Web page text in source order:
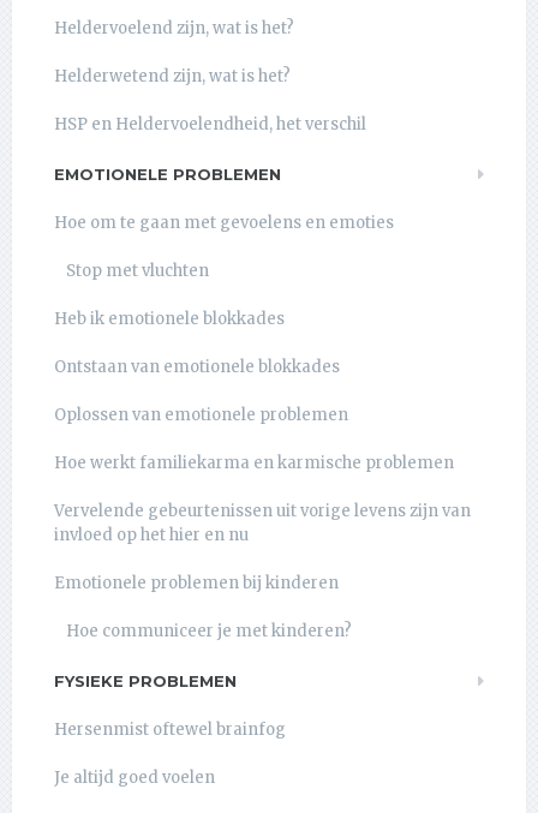
Heldervoelend zijn, wat is het?
Helderwetend zijn, wat is het?
HSP en Heldervoelendheid, het verschil
EMOTIONELE PROBLEMEN
Hoe om te gaan met gevoelens en emoties
Stop met vluchten
Heb ik emotionele blokkades
Ontstaan van emotionele blokkades
Oplossen van emotionele problemen
Hoe werkt familiekarma en karmische problemen
Vervelende gebeurtenissen uit vorige levens zijn van
invloed op het hier en nu
Emotionele problemen bij kinderen
Hoe communiceer je met kinderen?
FYSIEKE PROBLEMEN
Hersenmist oftewel brainfog
Je altijd goed voelen